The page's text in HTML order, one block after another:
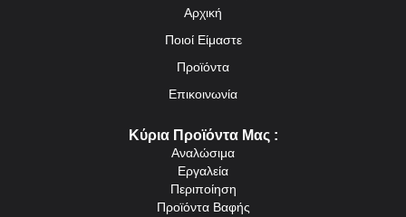
Αρχική
Ποιοί Είμαστε
Προϊόντα
Επικοινωνία
Κύρια Προϊόντα Μας :
Αναλώσιμα
Εργαλεία
Περιποίηση
Προϊόντα Βαφής